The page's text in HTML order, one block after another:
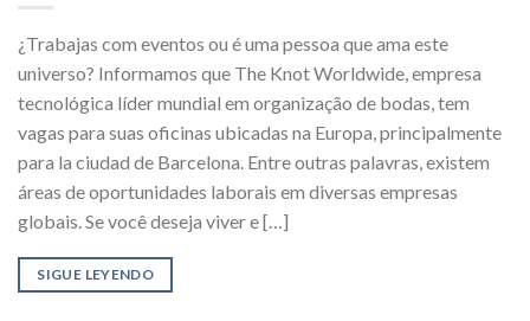
¿Trabajas com eventos ou é uma pessoa que ama este
universo? Informamos que The Knot Worldwide, empresa
tecnológica líder mundial em organização de bodas, tem
vagas para suas oficinas ubicadas na Europa, principalmente
para la ciudad de Barcelona. Entre outras palavras, existem
áreas de oportunidades laborais em diversas empresas
globais. Se você deseja viver e […]
SIGUE LEYENDO